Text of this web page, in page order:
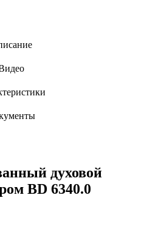
духовой
BD 6340.0